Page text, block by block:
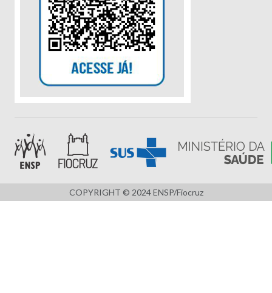
COPYRIGHT © 2024 ENSP/Fiocruz